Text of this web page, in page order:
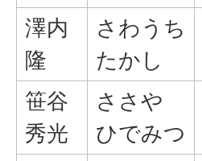
澤内
隆
さわうち
たかし
笹谷
秀光
ささや
ひでみつ